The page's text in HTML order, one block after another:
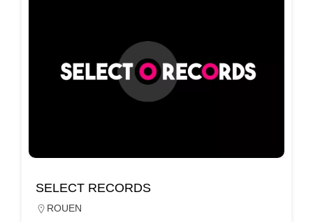
SELECT RECORDS
ROUEN